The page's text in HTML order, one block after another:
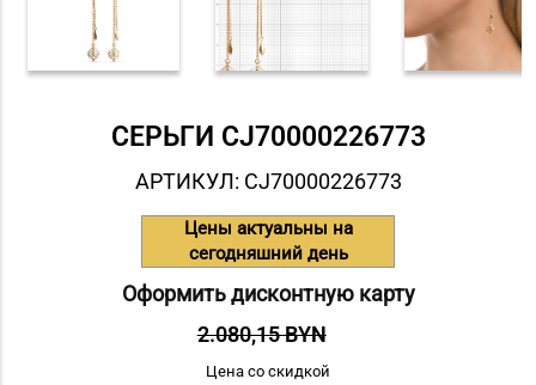
СЕРЬГИ СJ70000226773
АРТИКУЛ: СJ70000226773
Цены актуальны на
сегодняшний день
Оформить дисконтную карту
2.080,15 BYN
Цена со скидкой